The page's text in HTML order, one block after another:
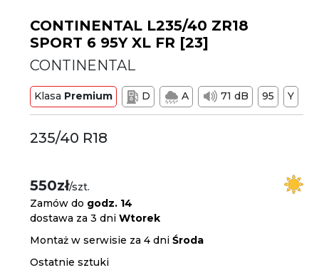
CONTINENTAL L235/40 ZR18
SPORT 6 95Y XL FR [23]
CONTINENTAL
Klasa Premium D A 71 dB 95 Y
235/40 R18
550zł/szt.
Zamów do godz. 14
dostawa za 3 dniWtorek
Montaż w serwisie za 4 dniŚroda
Ostatnie sztuki